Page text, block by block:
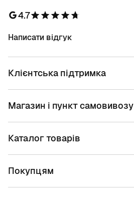
4.7
Написати відгук
Клієнтська підтримка
Магазин і пункт самовивозу
Каталог товарів
Покупцям